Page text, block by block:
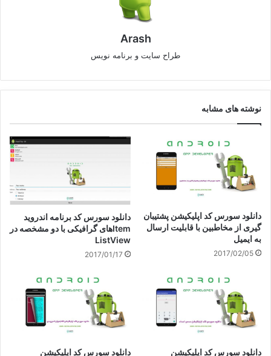
Arash
طراح سایت و برنامه نویس
نوشته های مشابه
دانلود سورس کد اپلیکیشن پشتیبان
گیری از مخاطبین با قابلیت ارسال
به ایمیل
2017/02/05
دانلود سورس کد برنامه اندروید
Itemهای گرافیکی با دو مشخصه در
ListView
2017/01/17
دانلود سورس کد اپلیکیشن دانلود سورس کد اپلیکیشن